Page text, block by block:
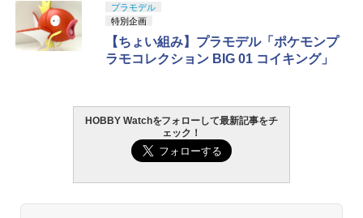
￥12,900
(12個入)
￥1,210
￥230
￥690
カラフルボディクリップ 大(5) RE [EG-1
ボディ保護用スポンジパッド オレンジ10
TAMASHII NATIONS S.H.フィギュアー
ツ（真骨彫製法） 仮面ライダーBLACK
RX 約150mm PVC&ABS&布製 塗装済み
可動フィギュア
タカラトミー(TAKARA TOMY) T-SPAR
K トランスフォーマー ニューレジェンズ
NL-07 サウンドウェーブ 可動フィギュア
BANDAI SPIRITS(バンダイ スピリッツ)
30MS SIS-J00 メルンジャ[カラーA] 色
分け済みプラモデル
￥4,200
BANDAI SPIRITS(バンダイ スピリッツ)
機動警察パトレイバー EZY RG 1/48 AV-
98Plus (イングラム・プラス) 色分け済
みプラモデル
東京マルイ(TOKYO MARUI) No.25 コル
ト ガバメント HG 18歳以上エアーHOP
ハンドガン
￥3,384
東京マルイ (TOKYO MARUI) ガスブロー
バックマシンガン No.14 20式 5.56mm
小銃 18歳以上 ガスブローバック
￥197,900
LOCTITE(ロックタイト) シールはがし
プレミアム 220ml
￥962
GSIクレオス Mr.トップコート 水性プレ
ミアムトップコートスプレー 光沢 88ml
ホビー用仕上材 B601
￥748
プラモデル
特別企画
【ちょい組み】プラモデル「ポケモンプ
ラモコレクション BIG 01 コイキング」
HOBBY Watchをフォローして最新記事をチ
ェック！